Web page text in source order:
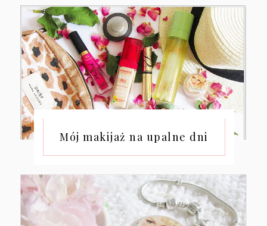
Mój makijaż na upalne dni